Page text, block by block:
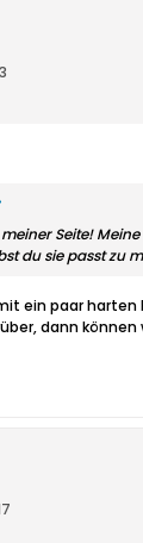
Seite!
du sie passt zu
ein paar harten
dann können